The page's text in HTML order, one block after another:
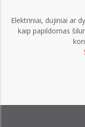
Elektriniai, dujiniai ar
kaip papildomas